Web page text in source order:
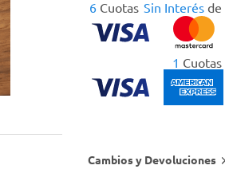
1 Cuotas
6 Cuotas Sin Interés de
Cambios y Devoluciones